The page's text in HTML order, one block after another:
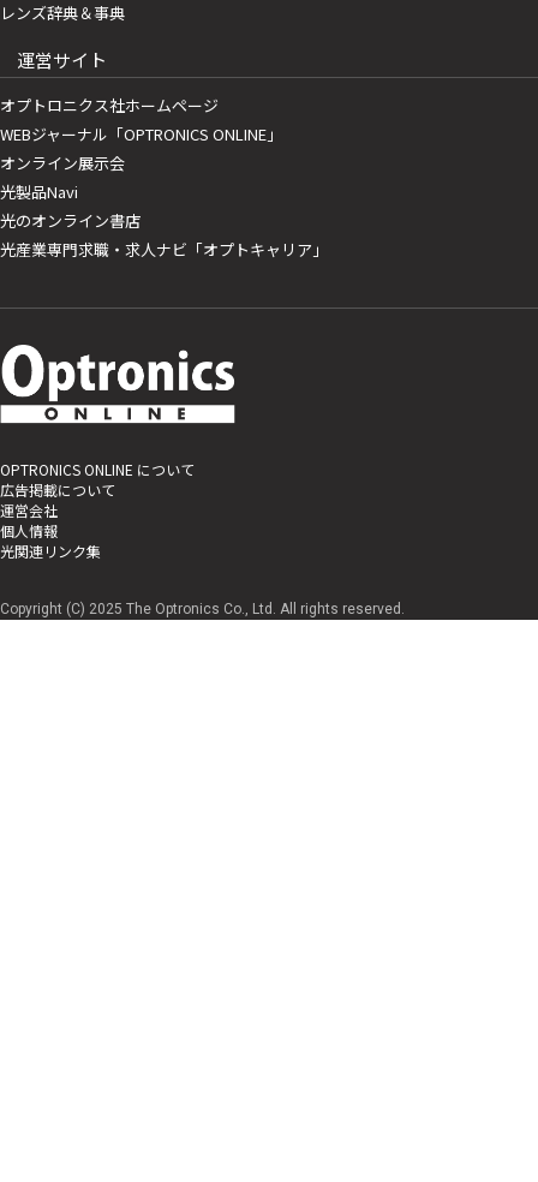
レンズ辞典＆事典
運営サイト
オプトロニクス社ホームページ
WEBジャーナル「OPTRONICS ONLINE」
オンライン展示会
光製品Navi
光のオンライン書店
光産業専門求職・求人ナビ「オプトキャリア」
OPTRONICS ONLINE について
広告掲載について
運営会社
個人情報
光関連リンク集
Copyright (C) 2025 The Optronics Co., Ltd. All rights reserved.